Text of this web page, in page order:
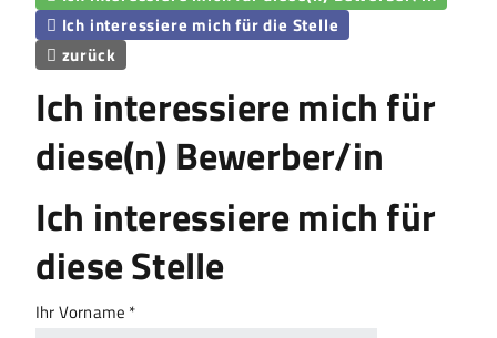
 Ich interessiere mich für die Stelle
 zurück
Ich interessiere mich für
diese(n) Bewerber/in
Ich interessiere mich für
diese Stelle
Ihr Vorname *